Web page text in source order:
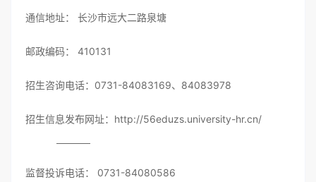
通信地址： 长沙市远大二路泉塘
邮政编码： 410131
招生咨询电话：0731-84083169、84083978
招生信息发布网址：http://56eduzs.university-hr.cn/
监督投诉电话： 0731-84080586